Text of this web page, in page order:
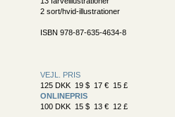
2 sort/hvid-illustrationer
ISBN 978-87-635-4634-8
VEJL. PRIS
125 DKK 19 $ 17 € 15 £
ONLINEPRIS
100 DKK 15 $ 13 € 12 £